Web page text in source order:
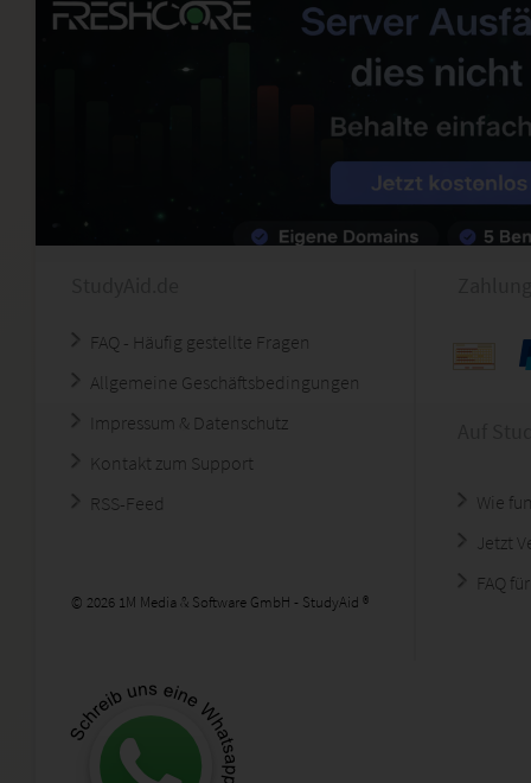
FAQ - Häufig gestellte Fragen
Allgemeine Geschäftsbedingungen
Impressum & Datenschutz
Kontakt zum Support
RSS-Feed
© 2026 1M Media & Software GmbH - StudyAid ®
Wie
Jetzt
FAQ